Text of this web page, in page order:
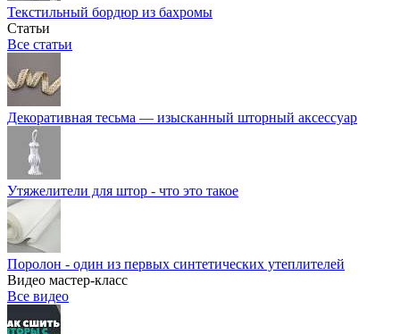
Текстильный бордюр из бахромы
Статьи
Все статьи
Декоративная тесьма — изысканный шторный аксессуар
Утяжелители для штор - что это такое
Поролон - один из первых синтетических утеплителей
Видео мастер-класс
Все видео